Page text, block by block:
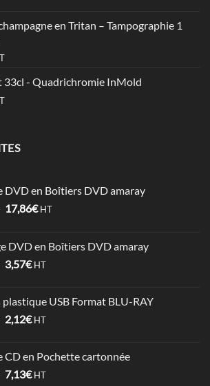
0,60€en Tritan – Tampographie 1
33cl - Quadrichromie InMold
DVD en Boîtiers DVD amaray
17,86€Plage
6,78€
à
HT
DVD en Boîtiers DVD amaray
3,57€Plage
1,53€
à
HT
USB Format BLU-RAY
2,12€Plage
1,52€
à
HT
CD en Pochette cartonnée
7,13€Plage
HT